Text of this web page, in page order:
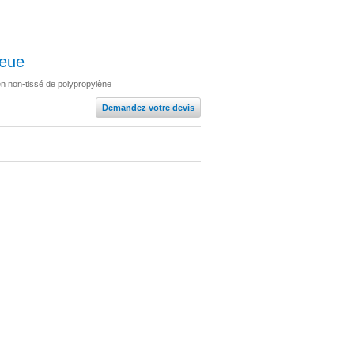
non-tissé de polypropylène
Demandez votre devis